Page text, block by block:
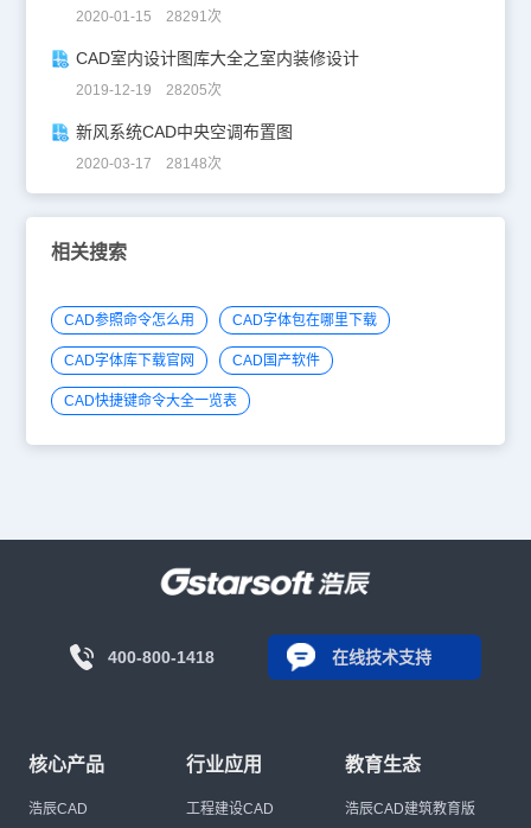
2020-01-15 28291次
CAD室内设计图库大全之室内装修设计
2019-12-19 28205次
新风系统CAD中央空调布置图
2020-03-17 28148次
相关搜索
CAD参照命令怎么用 CAD字体包在哪里下载
CAD字体库下载官网 CAD国产软件
CAD快捷键命令大全一览表
400-800-1418 在线技术支持
核心产品
浩辰CAD
行业应用
工程建设CAD
教育生态
浩辰CAD建筑教育版